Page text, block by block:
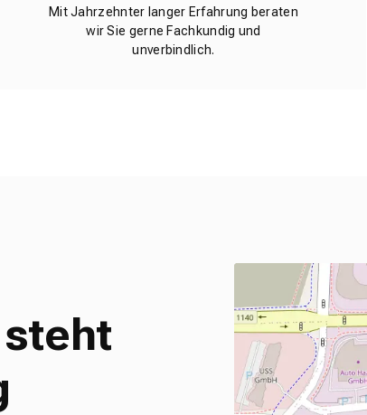
Mit Jahrzehnter langer Erfahrung beraten
wir Sie gerne Fachkundig und
unverbindlich.